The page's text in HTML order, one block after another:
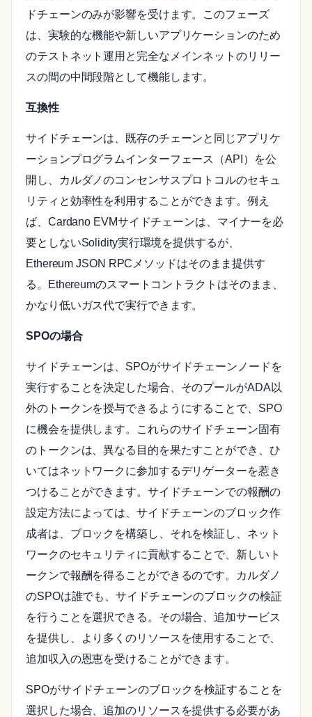
ドチェーンのみが影響を受けます。このフェーズ
は、実験的な機能や新しいアプリケーションのため
のテストネット運用と完全なメインネットのリリー
スの間の中間段階として機能します。
互換性
サイドチェーンは、既存のチェーンと同じアプリケ
ーションプログラムインターフェース（API）を公
開し、カルダノのコンセンサスプロトコルのセキュ
リティと効率性を利用することができます。例え
ば、Cardano EVMサイドチェーンは、マイナーを必
要としないSolidity実行環境を提供するが、
Ethereum JSON RPCメソッドはそのまま提供す
る。Ethereumのスマートコントラクトはそのまま、
かなり低いガス代で実行できます。
SPOの場合
サイドチェーンは、SPOがサイドチェーンノードを
実行することを決定した場合、そのプールがADA以
外のトークンを授与できるようにすることで、SPO
に機会を提供します。これらのサイドチェーン固有
のトークンは、異なる目的を果たすことができ、ひ
いてはネットワークに参加するデリゲーターを惹き
つけることができます。サイドチェーンでの報酬の
設定方法によっては、サイドチェーンのブロック作
成者は、ブロックを構築し、それを検証し、ネット
ワークのセキュリティに貢献することで、新しいト
ークンで報酬を得ることができるのです。カルダノ
のSPOは誰でも、サイドチェーンのブロックの検証
を行うことを選択できる。その場合、追加サービス
を提供し、より多くのリソースを使用することで、
追加収入の恩恵を受けることができます。
SPOがサイドチェーンのブロックを検証することを
選択した場合、追加のリソースを提供する必要があ